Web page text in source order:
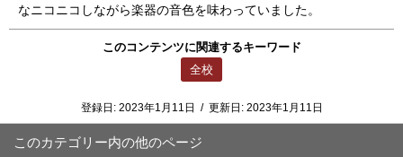
なニコニコしながら楽器の音色を味わっていました。
このコンテンツに関連するキーワード
全校
登録日: 2023年1月11日 / 更新日: 2023年1月11日
このカテゴリー内の他のページ